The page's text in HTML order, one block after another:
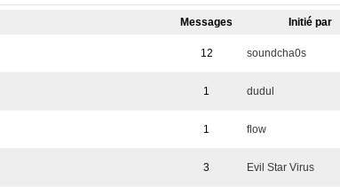
Messages Initié par
12 soundcha0s
1 dudul
1 flow
3 Evil Star Virus